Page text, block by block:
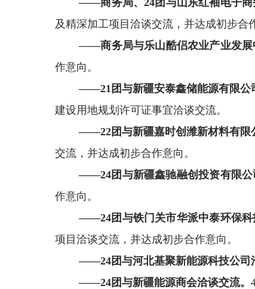
——商务局、24团 与山东红袖电子
及精深加工项目 洽谈交流， 并达成初步合
——商务局与乐山酷侣农业产业发展
作意向。
——21 团与新疆安泰鑫储能源有限公
建设用地规划许可证事宜洽谈交流。
——22团与新疆嘉时创潍新材料有
交流 ，并达成初步合作意向。
——24团与新疆鑫驰融创投资有限公
作意向 。
——24团与铁门关市华派中泰环保
项目洽谈交流， 并达成初步合作意向。
——24团与河北基聚新能源科技公司
——24团与新疆能源商会洽谈交流。